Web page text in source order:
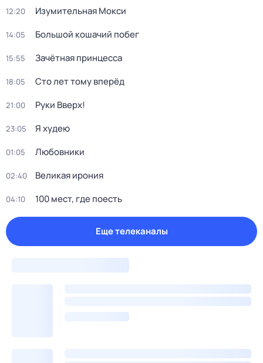
12:20 Изумительная Мокси
14:05 Большой кошачий побег
15:55 Зачётная принцесса
18:05 Сто лет тому вперёд
21:00 Руки Вверх!
23:05 Я худею
01:05 Любовники
02:40 Великая ирония
04:10 100 мест, где поесть
Еще телеканалы